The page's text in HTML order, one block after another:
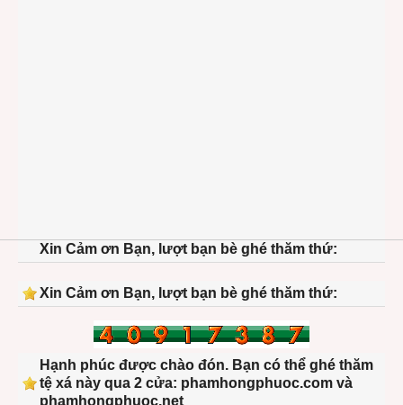
Xin Cảm ơn Bạn, lượt bạn bè ghé thăm thứ:
Xin Cảm ơn Bạn, lượt bạn bè ghé thăm thứ:
Hạnh phúc được chào đón. Bạn có thể ghé thăm
tệ xá này qua 2 cửa: phamhongphuoc.com và
phamhongphuoc.net